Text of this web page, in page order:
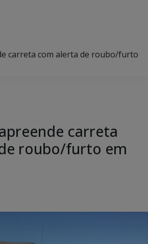
carreta com alerta de roubo/furto
carreta
roubo/furto em